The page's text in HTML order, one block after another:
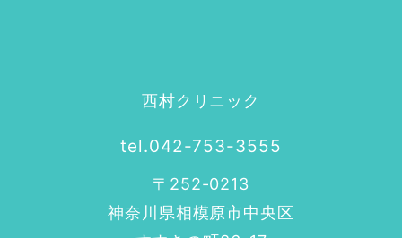
西村クリニック
tel.042-753-3555
〒252-0213
神奈川県相模原市中央区